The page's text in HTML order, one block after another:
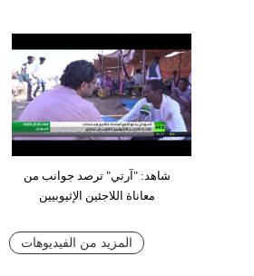
شاهد: "آرتي" ترصد جوانب من
معاناة اللاجئين الإثيوبيين
المزيد من الفيديوهات